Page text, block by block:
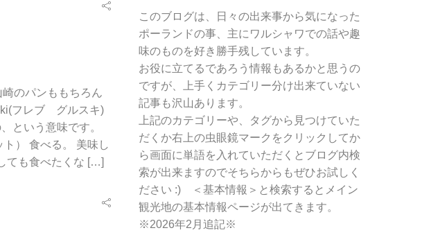
崎のパンももちろん
フレブ グルスキ)
という意味です。
） 食べる。 美味し
ても食べたくな […]
別
検
索
このブログは、日々の出来事から気になった
ポーランドの事、主にワルシャワでの話や趣
味のものを好き勝手残しています。
お役に立てるであろう情報もあるかと思うの
ですが、上手くカテゴリー分け出来ていない
記事も沢山あります。
上記のカテゴリーや、タグから見つけていた
だくか右上の虫眼鏡マークをクリックしてか
ら画面に単語を入れていただくとブログ内検
索が出来ますのでそちらからもぜひお試しく
ださい :) ＜基本情報＞と検索するとメイン
観光地の基本情報ページが出てきます。
※2026年2月追記※